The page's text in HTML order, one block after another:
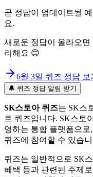
곧 정답이 업데이트될
요.
새로운 정답이 올라오
리해요 😊
6월 3일 퀴즈 정답 보
🔔 퀴즈 정답 알림 받기
SK스토아 퀴즈는 SK스
트 퀴즈입니다. SK스토
영하는 통합 플랫폼으
퀴즈에 참여할 수 있습
퀴즈는 일반적으로 SK
혜택 등과 관련된 주제